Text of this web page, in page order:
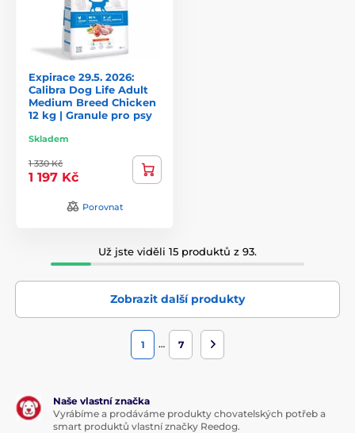
Expirace 29.5. 2026:
Calibra Dog Life Adult
Medium Breed Chicken
12 kg | Granule pro psy
Skladem
1 330 Kč
1 197 Kč
Porovnat
Už jste viděli 15 produktů z 93.
Zobrazit další produkty
1 … 7
Naše vlastní značka
Vyrábíme a prodáváme produkty chovatelských potřeb a
smart produktů vlastní značky Reedog.